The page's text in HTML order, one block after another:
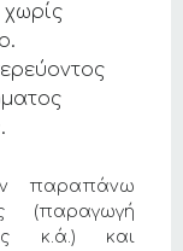
παραπάνω
(παραγωγή
κ.ά.) και